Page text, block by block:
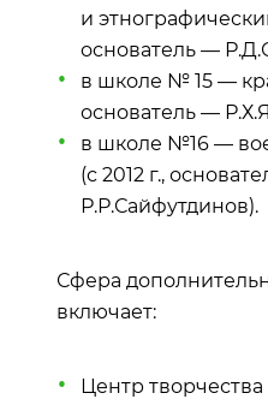
и
основатель —
в школе № 15 —
основатель —
в школе №16 —
(с 2012 г.,
Р.Р.Сайфутдинов).
Сфера
включает:
Центр творчества